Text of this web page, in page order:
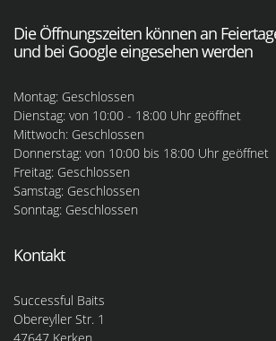
Die Öffnungszeiten können an
und bei Google eingesehen werden
Montag: Geschlossen
Dienstag: von 10:00 - 18:00 Uhr geöffnet
Mittwoch: Geschlossen
Donnerstag: von 10:00 bis 18:00 Uhr geöffnet
Freitag: Geschlossen
Samstag: Geschlossen
Sonntag: Geschlossen
Kontakt
Successful Baits
Obereyller Str. 1